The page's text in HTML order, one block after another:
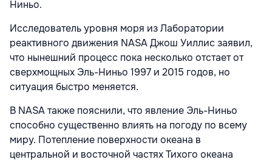
Ниньо.
Исследователь уровня моря из Лаборатории
реактивного движения NASA Джош Уиллис заявил,
что нынешний процесс пока несколько отстает от
сверхмощных Эль-Ниньо 1997 и 2015 годов, но
ситуация быстро меняется.
В NASA также пояснили, что явление Эль-Ниньо
способно существенно влиять на погоду по всему
миру. Потепление поверхности океана в
центральной и восточной частях Тихого океана